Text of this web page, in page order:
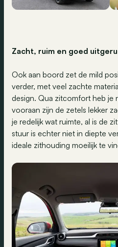
Zacht, ruim en goed
Ook aan boord zet de mild
verder, met veel zachte
design. Qua zitcomfort heb je
vooraan zijn de zetels lekker
je redelijk wat ruimte, al is de
stuur is echter niet in diepte
ideale zithouding moeilijk te